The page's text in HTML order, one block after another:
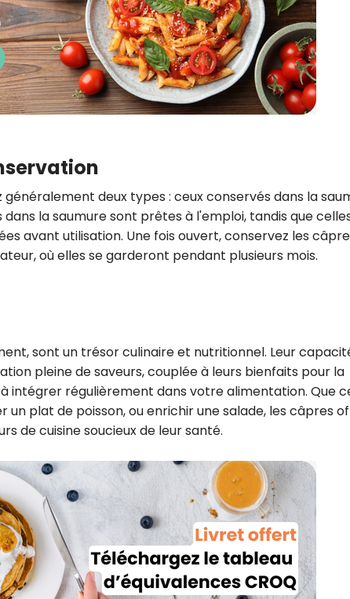
deux types : ceux conservés dans la
la saumure sont prêtes à l'emploi, tandis que
avant utilisation. Une fois ouvert, conservez les
où elles se garderont pendant plusieurs mois.
sont un trésor culinaire et nutritionnel. Leur
pleine de saveurs, couplée à leurs bienfaits pour la
intégrer régulièrement dans votre alimentation. Que
un plat de poisson, ou enrichir une salade, les câpres
de cuisine soucieux de leur santé.